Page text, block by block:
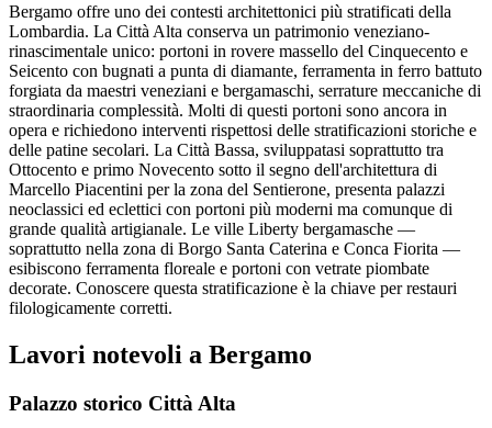
Bergamo offre uno dei contesti architettonici più stratificati della
Lombardia. La Città Alta conserva un patrimonio veneziano-
rinascimentale unico: portoni in rovere massello del Cinquecento e
Seicento con bugnati a punta di diamante, ferramenta in ferro battuto
forgiata da maestri veneziani e bergamaschi, serrature meccaniche di
straordinaria complessità. Molti di questi portoni sono ancora in
opera e richiedono interventi rispettosi delle stratificazioni storiche e
delle patine secolari. La Città Bassa, sviluppatasi soprattutto tra
Ottocento e primo Novecento sotto il segno dell'architettura di
Marcello Piacentini per la zona del Sentierone, presenta palazzi
neoclassici ed eclettici con portoni più moderni ma comunque di
grande qualità artigianale. Le ville Liberty bergamasche —
soprattutto nella zona di Borgo Santa Caterina e Conca Fiorita —
esibiscono ferramenta floreale e portoni con vetrate piombate
decorate. Conoscere questa stratificazione è la chiave per restauri
filologicamente corretti.
Lavori notevoli a Bergamo
Palazzo storico Città Alta